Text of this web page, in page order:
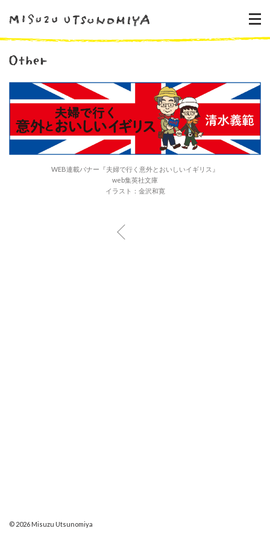
WEB連載バナー『夫婦で行く意外とおいしいイギリス』
web集英社文庫
イラスト：金沢和寛
© 2026 Misuzu Utsunomiya